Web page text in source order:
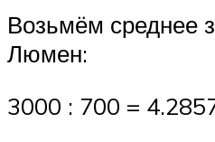
Возьмём среднее
Люмен:
3000 : 700 =